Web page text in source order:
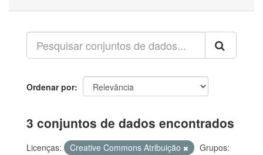
Ordenar por
3 conjuntos de dados encontrados
Licenças: Creative Commons Atribuição
Grupos: